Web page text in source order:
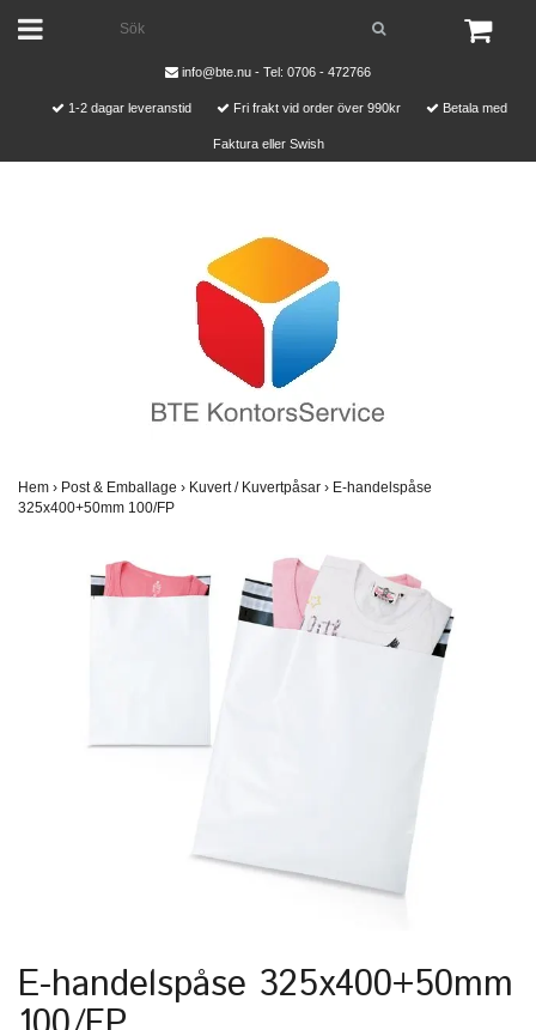
info@bte.nu - Tel: 0706 - 472766
1-2 dagar leveranstid Fri frakt vid order över 990kr Betala med
Faktura eller Swish
Hem › Post & Emballage › Kuvert / Kuvertpåsar › E-handelspåse
325x400+50mm 100/FP
E-handelspåse 325x400+50mm